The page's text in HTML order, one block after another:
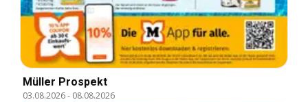
Müller Prospekt
03.08.2026- 08.08.2026